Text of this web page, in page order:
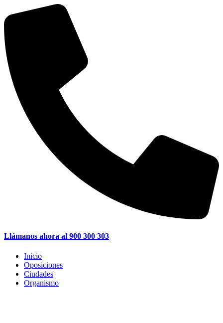
al
contenido
Llámanos ahora al 900 300 303
Inicio
Oposiciones
Ciudades
Organismo